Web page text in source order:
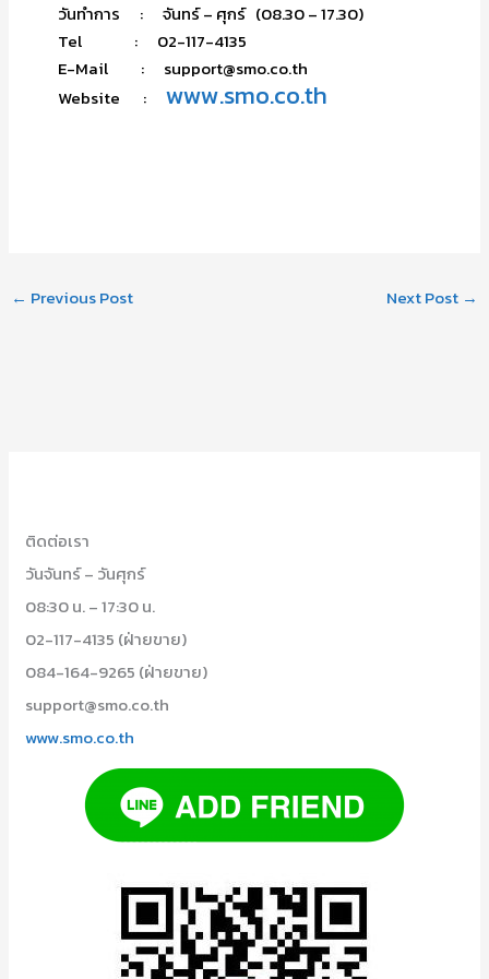
ติดต่อเรา
วันจันทร์ – วันศุกร์
08:30 น. – 17:30 น.
02-117-4135 (ฝ่ายขาย)
084-164-9265 (ฝ่ายขาย)
support@smo.co.th
www.smo.co.th
วันทำการ : จันทร์ – ศุกร์ (08.30 – 17.30)
Tel : 02-117-4135
E-Mail : support@smo.co.th
Website :www.smo.co.th
← Previous Post Next Post →